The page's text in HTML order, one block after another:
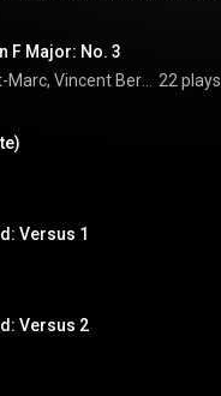
F Major: No. 3
22 plays
Versus 1
Versus 2